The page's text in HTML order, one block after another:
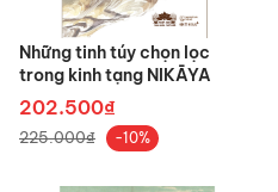
Những tinh túy chọn lọc
trong kinh tạng NIKĀYA
202.500₫
225.000₫ -10%